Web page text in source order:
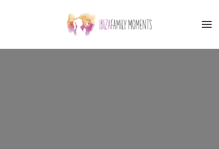
Accéder au contenu principal